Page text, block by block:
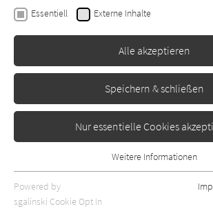
Text: Lorena Canottiere Zeichner:
Verdad
Erschienen: September 2017
Essentiell Externe Inhalte
Alle akzeptieren
Speichern & schließen
Nur essentielle Cookies
Essentielle Cookies werden für grundlegende
Webseite benötigt. Dadurch ist gewährleistet,
Weitere Informationen
Powered by
sgalinski Cookie Opt In